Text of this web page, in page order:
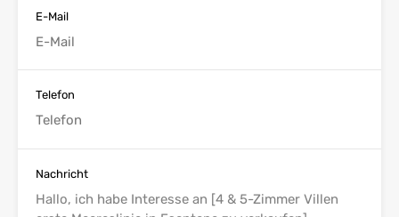
E-Mail
Telefon
Nachricht